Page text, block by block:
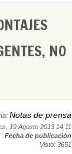
NO
Notas de prensa
19 Agosto 2013 14:11
Fecha de publicación
Visto: 3651